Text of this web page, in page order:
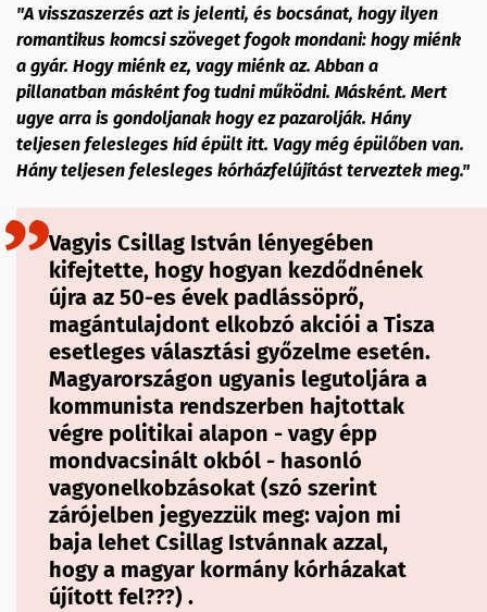
"A visszaszerzés azt is jelenti, és bocsánat, hogy ilyen
romantikus komcsi szöveget fogok mondani: hogy miénk
a gyár. Hogy miénk ez, vagy miénk az. Abban a
pillanatban másként fog tudni működni. Másként. Mert
ugye arra is gondoljanak hogy ez pazarolják. Hány
teljesen felesleges híd épült itt. Vagy még épülőben van.
Hány teljesen felesleges kórházfelújítást terveztek meg."
Vagyis Csillag István lényegében
kifejtette, hogy hogyan kezdődnének
újra az 50-es évek padlássöprő,
magántulajdont elkobzó akciói a Tisza
esetleges választási győzelme esetén.
Magyarországon ugyanis legutoljára a
kommunista rendszerben hajtottak
végre politikai alapon - vagy épp
mondvacsinált okból - hasonló
vagyonelkobzásokat (szó szerint
zárójelben jegyezzük meg: vajon mi
baja lehet Csillag Istvánnak azzal,
hogy a magyar kormány kórházakat
újított fel???) .